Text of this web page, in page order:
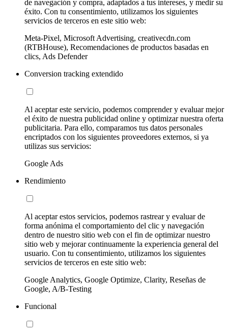
de navegación y compra, adaptados a tus intereses, y medir su
éxito. Con tu consentimiento, utilizamos los siguientes
servicios de terceros en este sitio web:
Meta-Pixel, Microsoft Advertising, creativecdn.com
(RTBHouse), Recomendaciones de productos basadas en
clics, Ads Defender
Conversion tracking extendido
Al aceptar este servicio, podemos comprender y evaluar mejor
el éxito de nuestra publicidad online y optimizar nuestra oferta
publicitaria. Para ello, comparamos tus datos personales
encriptados con los siguientes proveedores externos, si ya
utilizas sus servicios:
Google Ads
Rendimiento
Al aceptar estos servicios, podemos rastrear y evaluar de
forma anónima el comportamiento del clic y navegación
dentro de nuestro sitio web con el fin de optimizar nuestro
sitio web y mejorar continuamente la experiencia general del
usuario. Con tu consentimiento, utilizamos los siguientes
servicios de terceros en este sitio web:
Google Analytics, Google Optimize, Clarity, Reseñas de
Google, A/B-Testing
Funcional